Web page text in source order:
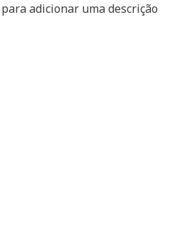
adicionar uma descrição